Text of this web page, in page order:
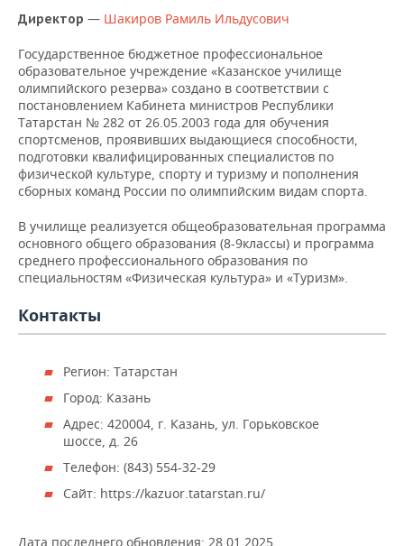
ВУЗЫ ТАТАРСТАНА
КОМУ ПРИНАДЛЕЖАТ
ТОРГОВЫЕ ЦЕНТРЫ
ТАТАРСТАНА
БАНКИ
БЮДЖЕТ
ИНВЕСТИЦИИ
ПРОМЫШЛЕННОСТИ
АГРОПРОМ
МАШИНОСТРОЕНИЕ
НЕФТЕХИМИЯ
НЕФТЬ
ОПК
ЭНЕРГЕТИКА
НЕДВИЖИМОСТЬ
НОВОСТИ НЕДВИЖИМОСТИ
АВТО
НОВОСТИ АВТО
БИЗНЕС
НОВОСТИ БИЗНЕСА
РОЗНИЧНАЯ ТОРГОВЛЯ
УСЛУГИ
ТЕХНОЛОГИИ
НОВОСТИ ТЕХНОЛОГИЙ
МЕДИА
МЕРОПРИЯТИЯ
НОВОСТИ МЕРОПРИЯТИЙ
ВЫЕЗДНАЯ РЕДАКЦИЯ
ОТКРЫТАЯ ЛЕКЦИЯ
СПОРТ
НОВОСТИ СПОРТА
ВОЛЕЙБОЛ
КИБЕРСПОРТ
ОБЩЕСТВО
ИНФРАСТРУКТУРА
ИСТОРИЯ
КУЛЬТУРА
СПИСОК ПЕРСОН
СПИСОК КОМПАНИЙ
ПОЛНАЯ ВЕРСИЯ
Директор — Шакиров Рамиль Ильдусович
Государственное бюджетное профессиональное
образовательное учреждение «Казанское училище
олимпийского резерва» создано в соответствии с
постановлением Кабинета министров Республики
Татарстан № 282 от 26.05.2003 года для обучения
спортсменов, проявивших выдающиеся способности,
подготовки квалифицированных специалистов по
физической культуре, спорту и туризму и пополнения
сборных команд России по олимпийским видам спорта.
В училище реализуется общеобразовательная программа
основного общего образования (8-9классы) и программа
среднего профессионального образования по
специальностям «Физическая культура» и «Туризм».
Контакты
Регион: Татарстан
Город: Казань
Адрес: 420004, г. Казань, ул. Горьковское
шоссе, д. 26
Телефон: (843) 554-32-29
Сайт: https://kazuor.tatarstan.ru/
Дата последнего обновления: 28.01.2025